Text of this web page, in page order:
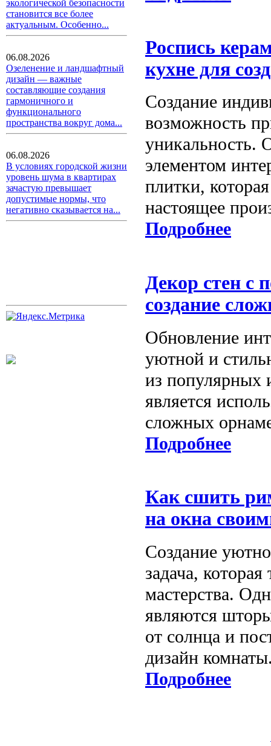
экологической безопасности
становится все более
актуальным. Особенно...
06.08.2026
Озеленение и ландшафтный
дизайн — важные
составляющие создания
гармоничного и
функционального
пространства вокруг дома...
06.08.2026
В условиях городской жизни
уровень шума в квартирах
зачастую превышает
допустимые нормы, что
негативно сказывается на...
Роспись
кухне для
Создание
возможность
уникальность.
элементом
плитки,
настоящее
Подробнее
Декор стен с
создание
Обновление
уютной и
из популярных
является
сложных
Подробнее
Как сшить
на окна
Создание
задача,
мастерства.
являются
от солнца и
дизайн
Подробнее